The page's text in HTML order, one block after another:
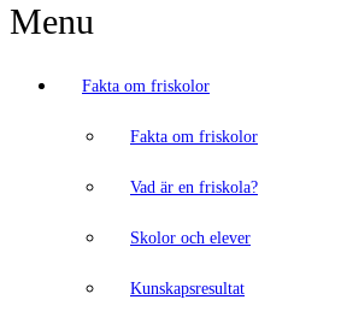
Menu
Fakta om friskolor
Fakta om friskolor
Vad är en friskola?
Skolor och elever
Kunskapsresultat